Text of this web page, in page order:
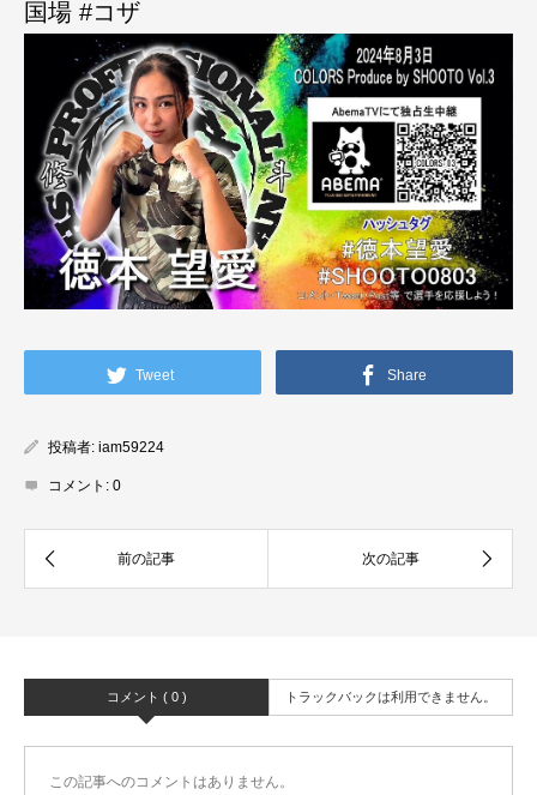
国場 #コザ
Tweet Share
投稿者: iam59224
コメント: 0
コメント ( 0 ) トラックバックは利用できません。
この記事へのコメントはありません。